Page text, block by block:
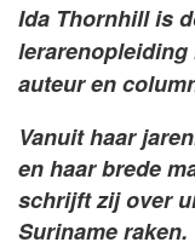
Ida Thornhill is
lerarenopleiding
auteur en
Vanuit haar
en haar brede
schrijft zij over
Suriname raken.